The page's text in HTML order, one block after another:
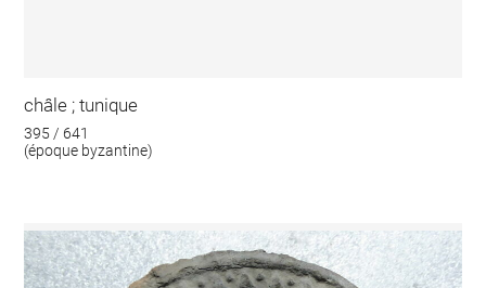
châle ; tunique
395 / 641
(époque byzantine)